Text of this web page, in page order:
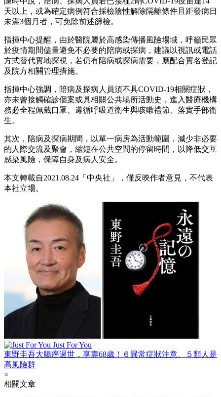
天以上，或為確定病例符合採檢陰性解除隔離條件且距發病日
未滿3個月者，可免除前述篩檢。
指揮中心提醒，由於醫院屬於高感染傳播風險場域，呼籲民眾
於疫情期間儘量避免不必要的陪病或探病，建議以視訊或電話
方式替代實地探視，若仍有陪病或探病需要，應配合實名登記
及院方相關管理措施。
指揮中心強調，陪病及探病人員須不具COVID-19相關症狀，
亦未曾接觸確診個案或具相關公共場所活動史，進入醫療機構
務必全程佩戴口罩、遵循呼吸道衛生與咳嗽禮節、落實手部衛
生。
其次，陪病及探病期間，以單一病房為活動範圍，減少非必要
的人際交流及聚會，縮短在公共空間的停留時間，以降低交互
感染風險，保障自身及病人安全。
本文轉載自2021.08.24「中央社」， 僅反映作者意見，不代表
本社立場。
Just For You
東野圭吾大腸癌過世，享壽68歲！６異常症狀注意、５類人是
高風險群
×
相關文章